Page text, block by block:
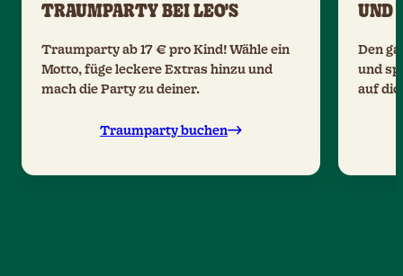
TRAUMPARTY BEI LEO'S
Traumparty ab 17 € pro Kind! Wähle ein
Motto, füge leckere Extras hinzu und
mach die Party zu deiner.
Traumparty buchen
UND
Den
und
auf